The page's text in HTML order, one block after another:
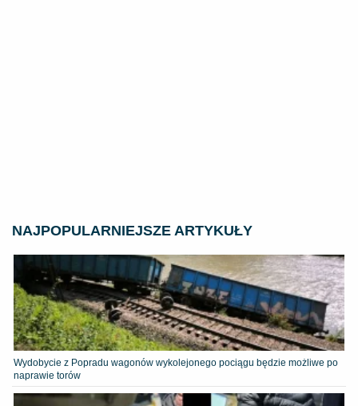
NAJPOPULARNIEJSZE ARTYKUŁY
Wydobycie z Popradu wagonów wykolejonego pociągu będzie możliwe po
naprawie torów